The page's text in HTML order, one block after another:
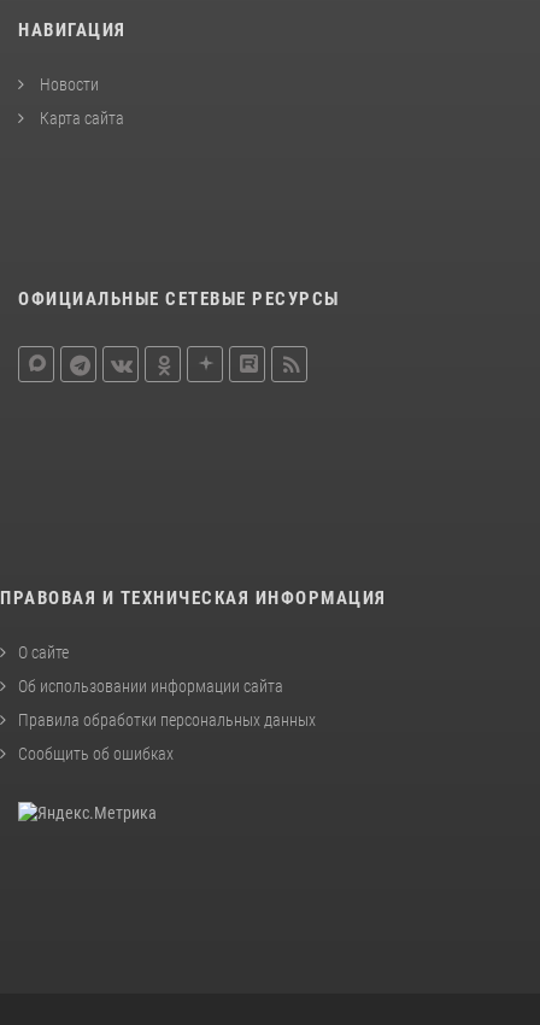
НАВИГАЦИЯ
Новости
Карта сайта
ОФИЦИАЛЬНЫЕ СЕТЕВЫЕ РЕСУРСЫ
ПРАВОВАЯ И ТЕХНИЧЕСКАЯ ИНФОРМАЦИЯ
О сайте
Об использовании информации сайта
Правила обработки персональных данных
Сообщить об ошибках